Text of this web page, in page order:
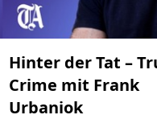
Hinter der Tat –
Crime mit Frank
Urbaniok